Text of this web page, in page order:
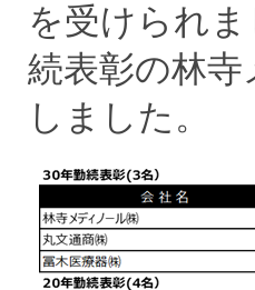
を受けられ
続表彰の林
しました。